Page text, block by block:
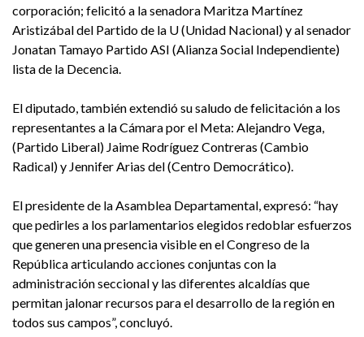
corporación; felicitó a la senadora Maritza Martínez
Aristizábal del Partido de la U (Unidad Nacional) y al senador
Jonatan Tamayo Partido ASI (Alianza Social Independiente)
lista de la Decencia.
El diputado, también extendió su saludo de felicitación a los
representantes a la Cámara por el Meta: Alejandro Vega,
(Partido Liberal) Jaime Rodríguez Contreras (Cambio
Radical) y Jennifer Arias del (Centro Democrático).
El presidente de la Asamblea Departamental, expresó: “hay
que pedirles a los parlamentarios elegidos redoblar esfuerzos
que generen una presencia visible en el Congreso de la
República articulando acciones conjuntas con la
administración seccional y las diferentes alcaldías que
permitan jalonar recursos para el desarrollo de la región en
todos sus campos”, concluyó.